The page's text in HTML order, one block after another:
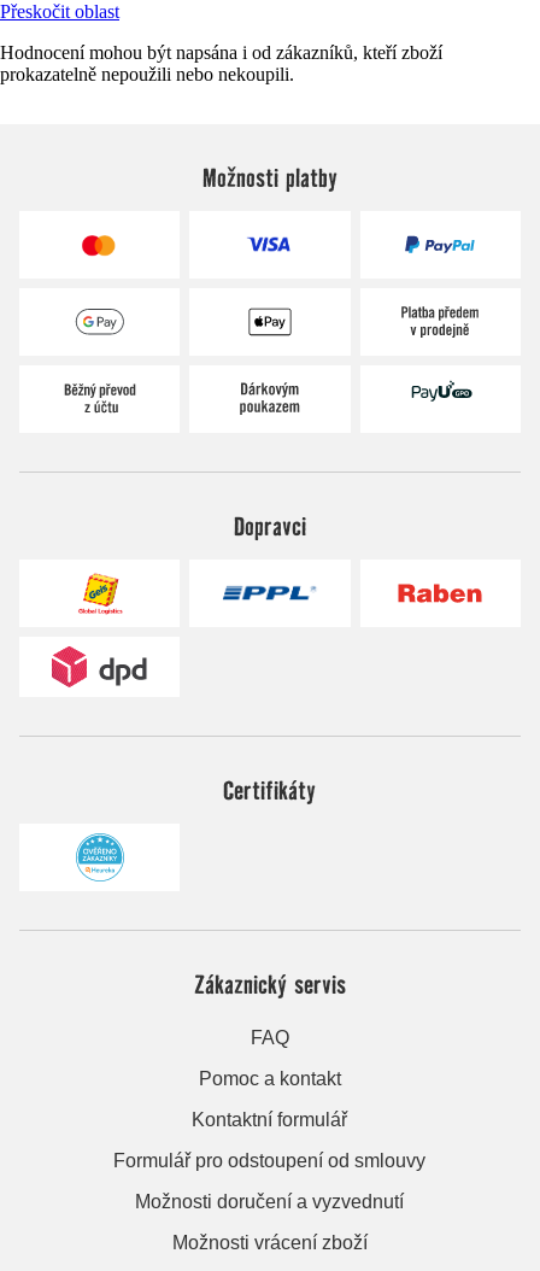
Přeskočit oblast
Hodnocení mohou být napsána i od zákazníků, kteří zboží
prokazatelně nepoužili nebo nekoupili.
Možnosti platby
Dopravci
Certifikáty
Zákaznický servis
FAQ
Pomoc a kontakt
Kontaktní formulář
Formulář pro odstoupení od smlouvy
Možnosti doručení a vyzvednutí
Možnosti vrácení zboží